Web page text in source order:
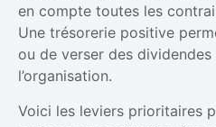
en compte toutes les
Une trésorerie positive
ou de verser des
l’organisation.
Voici les leviers prioritaires